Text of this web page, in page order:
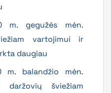
m. gegužės mėn.
vartojimui ir
daugiau
m. balandžio mėn.
šviežiam